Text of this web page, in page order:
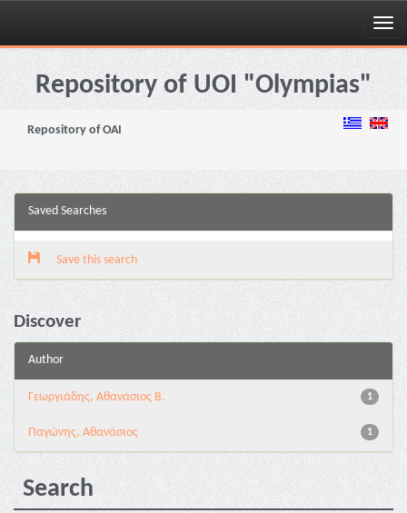
Skip
navigationRepository of UOI "Olympias"
Repository of OAI
Saved Searches
Save this search
Discover
Author
1
Γεωργιάδης, Αθανάσιος Β.
1
Παγώνης, Αθανάσιος
Search